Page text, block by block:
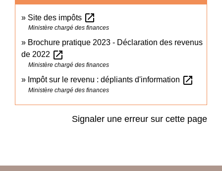
Site des impôts open_in_new
Ministère chargé des finances
Brochure pratique 2023 - Déclaration des revenus
de 2022 open_in_new
Ministère chargé des finances
Impôt sur le revenu : dépliants d'information open_in_new
Ministère chargé des finances
Signaler une erreur sur cette page